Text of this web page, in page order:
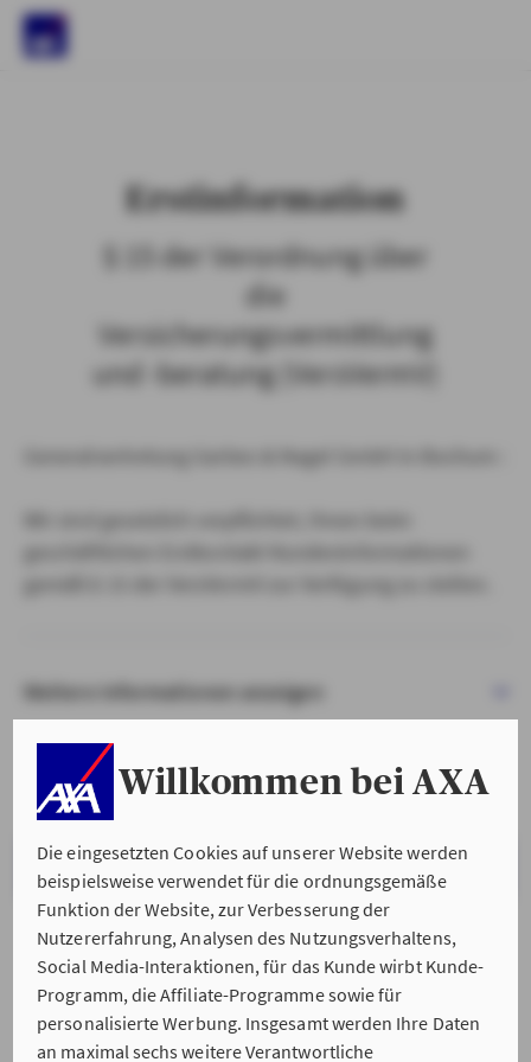
Willkommen bei AXA
Die eingesetzten Cookies auf unserer Website werden
beispielsweise verwendet für die ordnungsgemäße
Funktion der Website, zur Verbesserung der
Nutzererfahrung, Analysen des Nutzungsverhaltens,
Social Media-Interaktionen, für das Kunde wirbt Kunde-
Programm, die Affiliate-Programme sowie für
personalisierte Werbung. Insgesamt werden Ihre Daten
an maximal sechs weitere Verantwortliche
Erstinformation
§ 15 der Verordnung über
die
Versicherungsvermittlung
und -beratung (VersVermV)
Generalvertretung Garbes & Nagel GmbH in Bochum :
Weitere Informationen anzeigen
VERSTANDEN & WEITER